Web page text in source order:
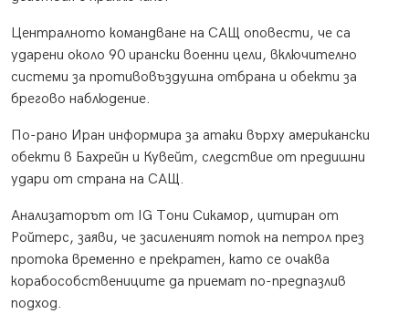
Централното командване на САЩ оповести, че са
ударени около 90 ирански военни цели, включително
системи за противовъздушна отбрана и обекти за
брегово наблюдение.
По-рано Иран информира за атаки върху американски
обекти в Бахрейн и Кувейт, следствие от предишни
удари от страна на САЩ.
Анализаторът от IG Тони Сикамор, цитиран от
Ройтерс, заяви, че засиленият поток на петрол през
протока временно е прекратен, като се очаква
корабособствениците да приемат по-предпазлив
подход.